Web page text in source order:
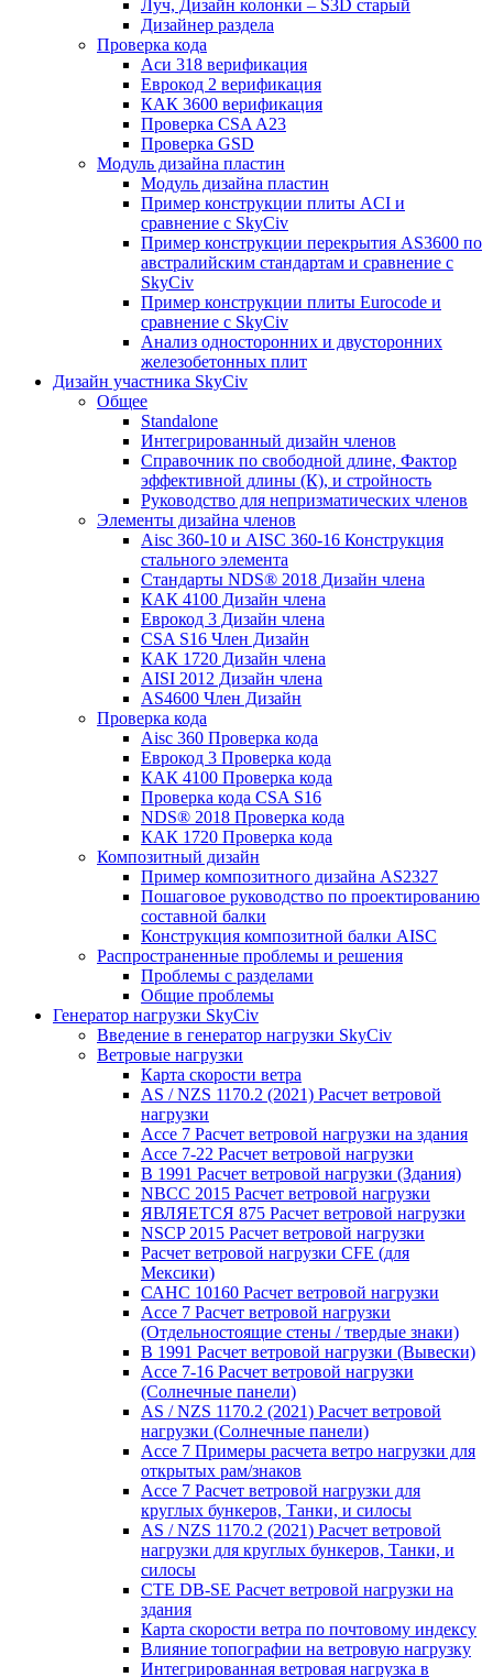
Луч, Дизайн колонки – S3D старый
Дизайнер раздела
Проверка кода
Аси 318 верификация
Еврокод 2 верификация
КАК 3600 верификация
Проверка CSA A23
Проверка GSD
Модуль дизайна пластин
Модуль дизайна пластин
Пример конструкции плиты ACI и
сравнение с SkyCiv
Пример конструкции перекрытия AS3600 по
австралийским стандартам и сравнение с
SkyCiv
Пример конструкции плиты Eurocode и
сравнение с SkyCiv
Анализ односторонних и двусторонних
железобетонных плит
Дизайн участника SkyCiv
Общее
Standalone
Интегрированный дизайн членов
Справочник по свободной длине, Фактор
эффективной длины (К), и стройность
Руководство для непризматических членов
Элементы дизайна членов
Aisc 360-10 и AISC 360-16 Конструкция
стального элемента
Стандарты NDS® 2018 Дизайн члена
КАК 4100 Дизайн члена
Еврокод 3 Дизайн члена
CSA S16 Член Дизайн
КАК 1720 Дизайн члена
AISI 2012 Дизайн члена
AS4600 Член Дизайн
Проверка кода
Aisc 360 Проверка кода
Еврокод 3 Проверка кода
КАК 4100 Проверка кода
Проверка кода CSA S16
NDS® 2018 Проверка кода
КАК 1720 Проверка кода
Композитный дизайн
Пример композитного дизайна AS2327
Пошаговое руководство по проектированию
составной балки
Конструкция композитной балки AISC
Распространенные проблемы и решения
Проблемы с разделами
Общие проблемы
Генератор нагрузки SkyCiv
Введение в генератор нагрузки SkyCiv
Ветровые нагрузки
Карта скорости ветра
AS / NZS 1170.2 (2021) Расчет ветровой
нагрузки
Ассе 7 Расчет ветровой нагрузки на здания
Ассе 7-22 Расчет ветровой нагрузки
В 1991 Расчет ветровой нагрузки (Здания)
NBCC 2015 Расчет ветровой нагрузки
ЯВЛЯЕТСЯ 875 Расчет ветровой нагрузки
NSCP 2015 Расчет ветровой нагрузки
Расчет ветровой нагрузки CFE (для
Мексики)
САНС 10160 Расчет ветровой нагрузки
Ассе 7 Расчет ветровой нагрузки
(Отдельностоящие стены / твердые знаки)
В 1991 Расчет ветровой нагрузки (Вывески)
Ассе 7-16 Расчет ветровой нагрузки
(Солнечные панели)
AS / NZS 1170.2 (2021) Расчет ветровой
нагрузки (Солнечные панели)
Ассе 7 Примеры расчета ветро нагрузки для
открытых рам/знаков
Ассе 7 Расчет ветровой нагрузки для
круглых бункеров, Танки, и силосы
AS / NZS 1170.2 (2021) Расчет ветровой
нагрузки для круглых бункеров, Танки, и
силосы
CTE DB-SE Расчет ветровой нагрузки на
здания
Карта скорости ветра по почтовому индексу
Влияние топографии на ветровую нагрузку
Интегрированная ветровая нагрузка в